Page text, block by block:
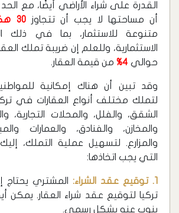
القدرة على شراء الأراضي أيضًا، مع
أن مساحتها لا يجب أن تتجاوز30 هكتارًا
متنوعة للاستثمار، بما في ذلك
الاستثمارية، وللعلم إن ضريبة تملك
حوالي
من قيمة العقار.
وقد تبين أن هناك إمكانية
لتملك مختلف أنواع العقارات في
الشقق، والفلل، والمحلات التجارية،
والمخازن، والفنادق، والعمارات
والمزارع. لتسهيل عملية التملك،
التي يجب اتخاذها:
1. توقيع عقد الشراء:
المشتري يحتاج
تركيا لتوقيع عقد شراء العقار. يمكن
ينوب عنه بشكل رسمي.